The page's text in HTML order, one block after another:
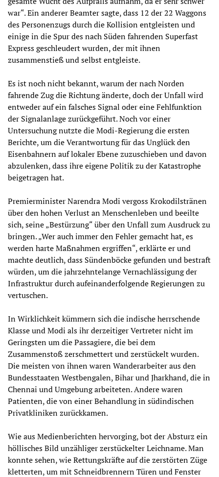
war“. Ein anderer Beamter sagte, dass 12 der 22 Waggons
des Personenzugs durch die Kollision entgleisten und
einige in die Spur des nach Süden fahrenden Superfast
Express geschleudert wurden, der mit ihnen
zusammenstieß und selbst entgleiste.
Es ist noch nicht bekannt, warum der nach Norden
fahrende Zug die Richtung änderte, doch der Unfall wird
entweder auf ein falsches Signal oder eine Fehlfunktion
der Signalanlage zurückgeführt. Noch vor einer
Untersuchung nutzte die Modi-Regierung die ersten
Berichte, um die Verantwortung für das Unglück den
Eisenbahnern auf lokaler Ebene zuzuschieben und davon
abzulenken, dass ihre eigene Politik zu der Katastrophe
beigetragen hat.
Premierminister Narendra Modi vergoss Krokodilstränen
über den hohen Verlust an Menschenleben und beeilte
sich, seine „Bestürzung“ über den Unfall zum Ausdruck zu
bringen. „Wer auch immer den Fehler gemacht hat, es
werden harte Maßnahmen ergriffen“, erklärte er und
machte deutlich, dass Sündenböcke gefunden und bestraft
würden, um die jahrzehntelange Vernachlässigung der
Infrastruktur durch aufeinanderfolgende Regierungen zu
vertuschen.
In Wirklichkeit kümmern sich die indische herrschende
Klasse und Modi als ihr derzeitiger Vertreter nicht im
Geringsten um die Passagiere, die bei dem
Zusammenstoß zerschmettert und zerstückelt wurden.
Die meisten von ihnen waren Wanderarbeiter aus den
Bundesstaaten Westbengalen, Bihar und Jharkhand, die in
Chennai und Umgebung arbeiteten. Andere waren
Patienten, die von einer Behandlung in südindischen
Privatkliniken zurückkamen.
Wie aus Medienberichten hervorging, bot der Absturz ein
höllisches Bild unzähliger zerstückelter Leichname. Man
konnte sehen, wie Rettungskräfte auf die zerstörten Züge
kletterten, um mit Schneidbrennern Türen und Fenster